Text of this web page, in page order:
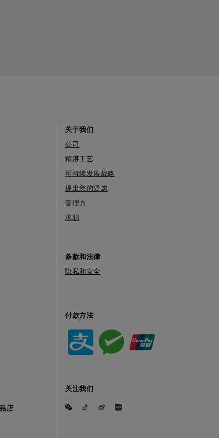
店
关于我们
公司
精湛工艺
可持续发展战略
提出您的疑虑
管理方
求职
条款和法律
隐私和安全
付款方法
关注我们